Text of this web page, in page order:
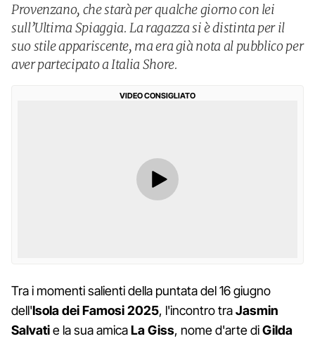
Provenzano, che starà per qualche giorno con lei
sull’Ultima Spiaggia. La ragazza si è distinta per il
suo stile appariscente, ma era già nota al pubblico per
aver partecipato a Italia Shore.
VIDEO CONSIGLIATO
Tra i momenti salienti della puntata del 16 giugno
dell'Isola dei Famosi 2025, l'incontro traJasmin
Salvatie la sua amicaLa Giss, nome d'arte diGilda